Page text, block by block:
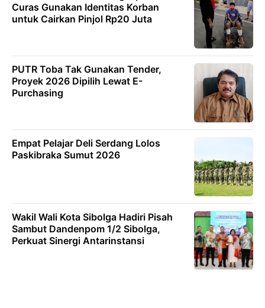
Curas Gunakan Identitas Korban
untuk Cairkan Pinjol Rp20 Juta
PUTR Toba Tak Gunakan Tender,
Proyek 2026 Dipilih Lewat E-
Purchasing
Empat Pelajar Deli Serdang Lolos
Paskibraka Sumut 2026
Wakil Wali Kota Sibolga Hadiri Pisah
Sambut Dandenpom 1/2 Sibolga,
Perkuat Sinergi Antarinstansi